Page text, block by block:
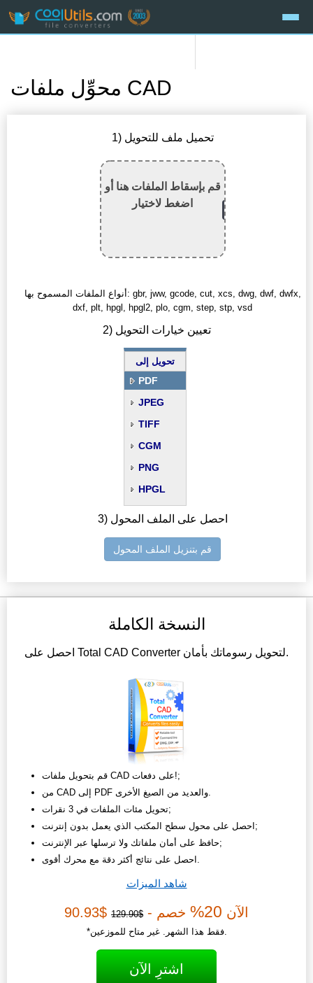
محوِّل ملفات CAD
1) تحميل ملف للتحويل
قم بإسقاط الملفات هنا أو
اضغط لاختيار
أنواع الملفات المسموح بها: gbr, jww, gcode, cut, xcs, dwg, dwf, dwfx,
dxf, plt, hpgl, hpgl2, plo, cgm, step, stp, vsd
2) تعيين خيارات التحويل
تحويل إلى
PDF
JPEG
TIFF
CGM
PNG
HPGL
3) احصل على الملف المحول
قم بتنزيل الملف المحول
النسخة الكاملة
احصل على Total CAD Converter لتحويل رسوماتك بأمان.
قم بتحويل ملفات CAD على دفعات!;
من CAD إلى PDF والعديد من الصيغ الأخرى.
تحويل مئات الملفات في 3 نقرات;
احصل على محول سطح المكتب الذي يعمل بدون إنترنت;
حافظ على أمان ملفاتك ولا ترسلها عبر الإنترنت;
احصل على نتائج أكثر دقة مع محرك أقوى.
شاهد الميزات
الآن 20% خصم - $129.90
$90.93
*فقط هذا الشهر. غير متاح للموزعين.
اشترِ الآن